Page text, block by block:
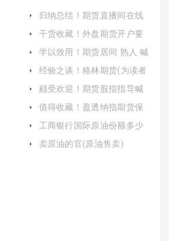
归纳总结！期货直播间在线
喊单EIA(揭秘交易策略与实
战技巧)
干货收藏！外盘期货开户要
什么条件(外盘开户哪家期货
最好)
学以致用！期货居间 熟人 喊
单(为投资者提供了便利和支
持)
经验之谈！格林期货(为读者
提供一个全面而深入的理解)
颇受欢迎！期货股指指导喊
单直播间(股指期货入门知识)
值得收藏！盈透纳指期货保
证金（帮助投资者更好地进
行交易决策）
工商银行国际原油份额多少
(工商银行国际原油份额多少
钱)
卖原油的官(原油售卖)